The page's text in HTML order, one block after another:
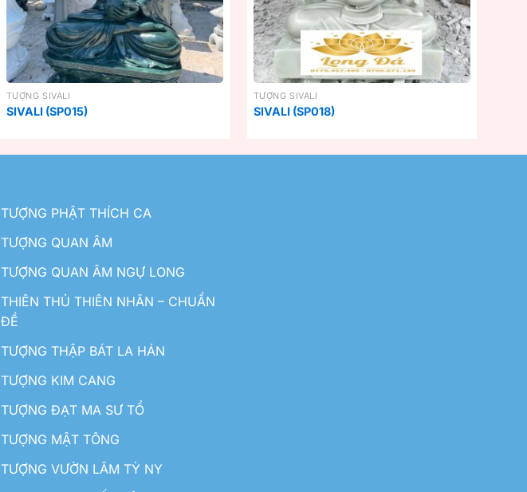
TƯỢNG SIVALI
SIVALI (SP015)
TƯỢNG SIVALI
SIVALI (SP018)
TƯỢNG PHẬT THÍCH CA
TƯỢNG QUAN ÂM
TƯỢNG QUAN ÂM NGỰ LONG
THIÊN THỦ THIÊN NHÃN – CHUẨN
ĐỀ
TƯỢNG THẬP BÁT LA HÁN
TƯỢNG KIM CANG
TƯỢNG ĐẠT MA SƯ TỔ
TƯỢNG MẬT TÔNG
TƯỢNG VƯỜN LÂM TỲ NY